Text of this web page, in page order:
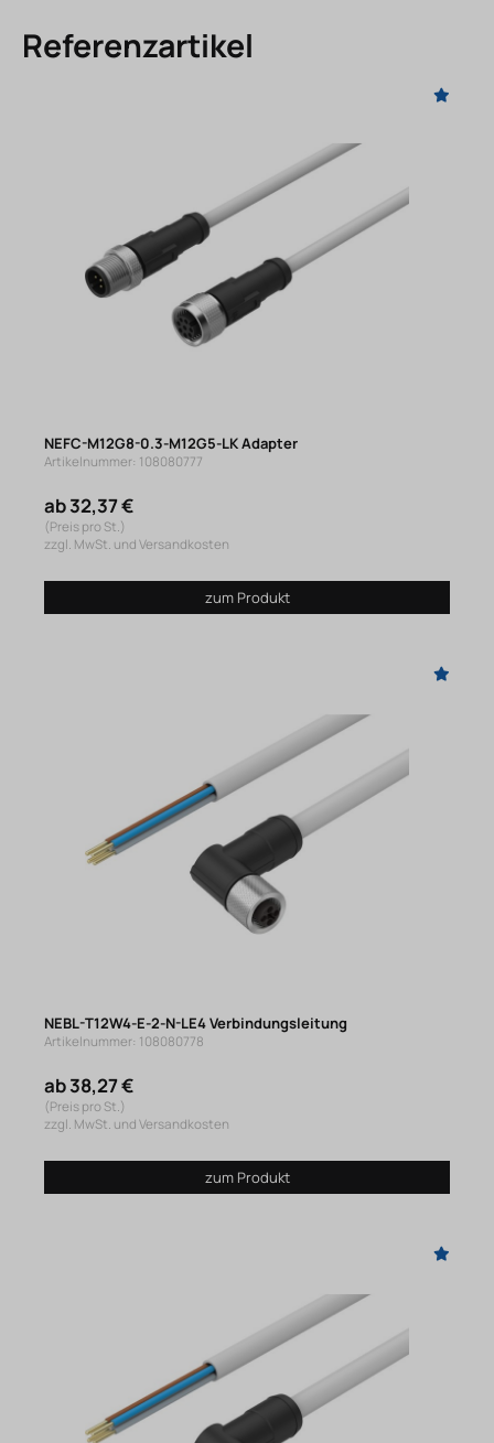
Referenzartikel
NEFC-M12G8-0.3-M12G5-LK Adapter
Artikelnummer: 108080777
ab 32,37 €
(Preis pro St.)
zzgl. MwSt. und Versandkosten
zum Produkt
NEBL-T12W4-E-2-N-LE4 Verbindungsleitung
Artikelnummer: 108080778
ab 38,27 €
(Preis pro St.)
zzgl. MwSt. und Versandkosten
zum Produkt